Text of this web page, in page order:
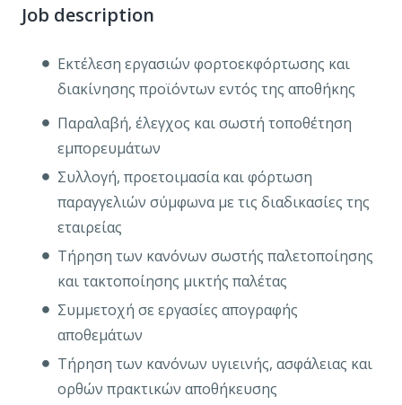
Job description
Εκτέλεση εργασιών φορτοεκφόρτωσης και
διακίνησης προϊόντων εντός της αποθήκης
Παραλαβή, έλεγχος και σωστή τοποθέτηση
εμπορευμάτων
Συλλογή, προετοιμασία και φόρτωση
παραγγελιών σύμφωνα με τις διαδικασίες της
εταιρείας
Τήρηση των κανόνων σωστής παλετοποίησης
και τακτοποίησης μικτής παλέτας
Συμμετοχή σε εργασίες απογραφής
αποθεμάτων
Τήρηση των κανόνων υγιεινής, ασφάλειας και
ορθών πρακτικών αποθήκευσης